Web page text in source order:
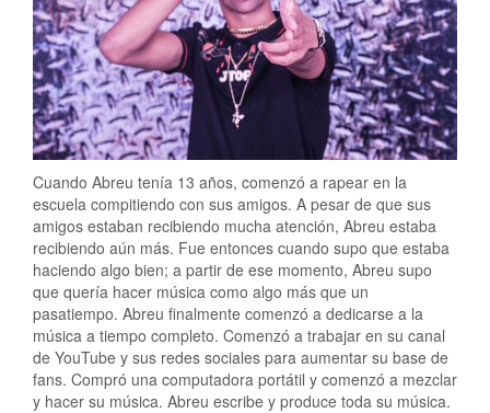
Cuando Abreu tenía 13 años, comenzó a rapear en la
escuela compitiendo con sus amigos. A pesar de que sus
amigos estaban recibiendo mucha atención, Abreu estaba
recibiendo aún más. Fue entonces cuando supo que estaba
haciendo algo bien; a partir de ese momento, Abreu supo
que quería hacer música como algo más que un
pasatiempo. Abreu finalmente comenzó a dedicarse a la
música a tiempo completo. Comenzó a trabajar en su canal
de YouTube y sus redes sociales para aumentar su base de
fans. Compró una computadora portátil y comenzó a mezclar
y hacer su música. Abreu escribe y produce toda su música.